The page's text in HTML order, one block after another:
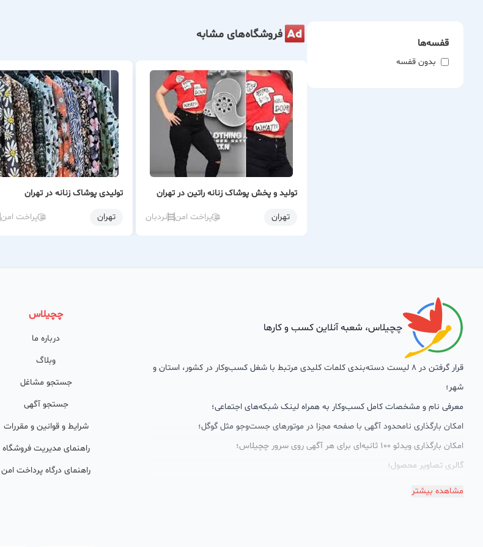
قفسه‌ها
بدون قفسه
فروشگاه‌های مشابه
تولید و پخش پوشاک زنانه راتین در تهران
تهران پراخت امن نردبان
تولیدی پوشاک زنانه در تهران
تهران پراخت امن
چچیلاس، شعبه آنلاین کسب و کارها
قرار گرفتن در 8 لیست دسته‌بندی کلمات کلیدی مرتبط با شغل کسب‌وکار در کشور، استان و
شهر؛
معرفی نام و مشخصات کامل کسب‌وکار به همراه لینک شبکه‌های اجتماعی؛
امکان بارگذاری نامحدود آگهی با صفحه مجزا در موتورهای جست‌وجو مثل گوگل؛
امکان بارگذاری ویدئو 100 ثانیه‌ای برای هر آگهی روی سرور چچیلاس؛
گالری تصاویر محصول؛
امکان دسته‌بندی آگهی‌ها
مشاهده بیشتر
چچیلاس
درباره ما
وبلاگ
جستجو مشاغل
جستجو آگهی
شرایط و قوانین و مقررات
راهنمای مدیریت فروشگاه
راهنمای درگاه پرداخت امن